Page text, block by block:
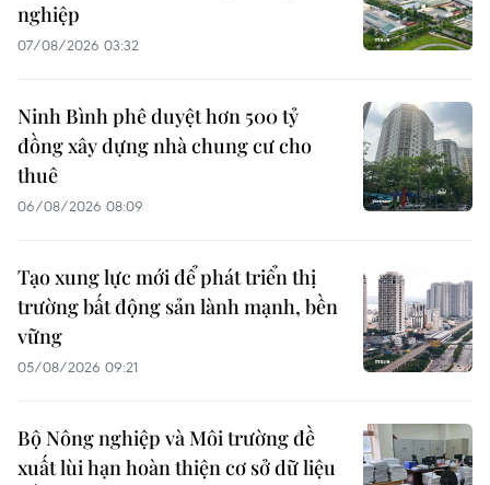
nghiệp
07/08/2026 03:32
Ninh Bình phê duyệt hơn 500 tỷ
đồng xây dựng nhà chung cư cho
thuê
06/08/2026 08:09
Tạo xung lực mới để phát triển thị
trường bất động sản lành mạnh, bền
vững
05/08/2026 09:21
Bộ Nông nghiệp và Môi trường đề
xuất lùi hạn hoàn thiện cơ sở dữ liệu